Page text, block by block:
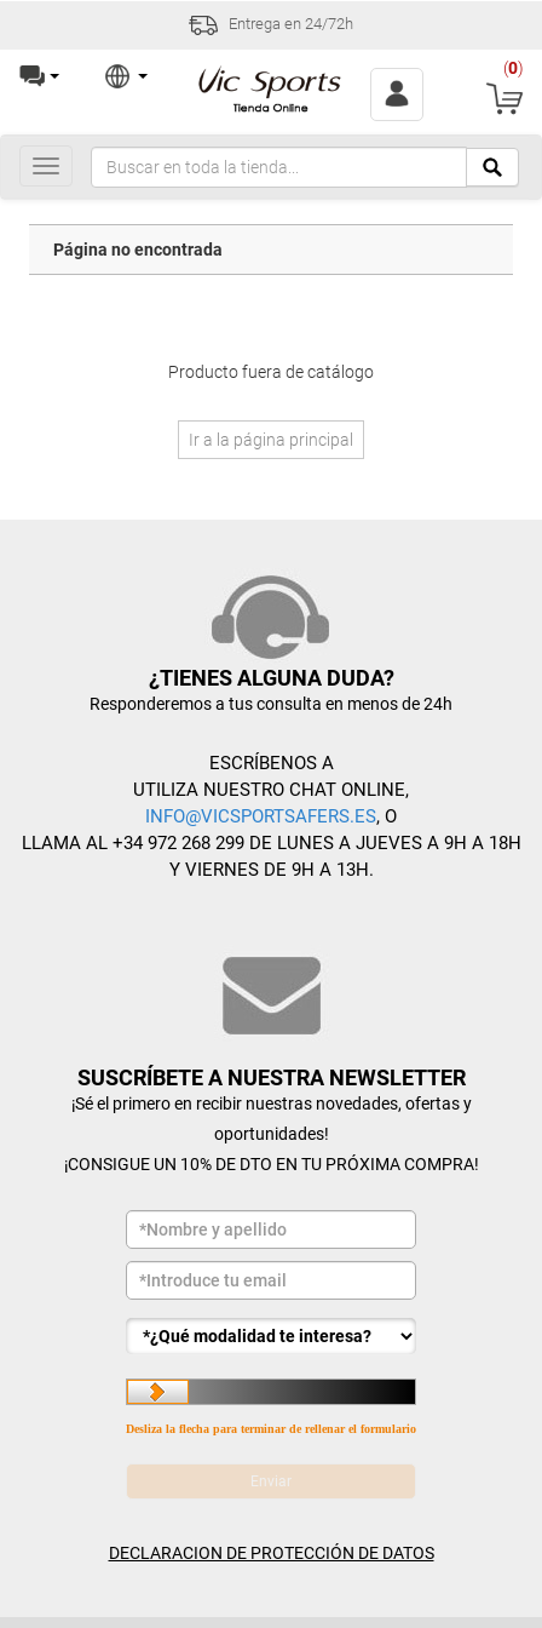
Entrega en 24/72h
(0)
Toggle
navigation
Página no encontrada
Producto fuera de catálogo
Ir a la página principal
¿TIENES ALGUNA DUDA?
Responderemos a tus consulta en menos de 24h
ESCRÍBENOS A
UTILIZA NUESTRO CHAT ONLINE,
INFO@VICSPORTSAFERS.ES, O
LLAMA AL +34 972 268 299 DE LUNES A JUEVES A 9H A 18H
Y VIERNES DE 9H A 13H.
SUSCRÍBETE A NUESTRA NEWSLETTER
¡Sé el primero en recibir nuestras novedades, ofertas y
oportunidades!
¡CONSIGUE UN 10% DE DTO EN TU PRÓXIMA COMPRA!
Desliza la flecha para terminar de rellenar el formulario
DECLARACION DE PROTECCIÓN DE DATOS